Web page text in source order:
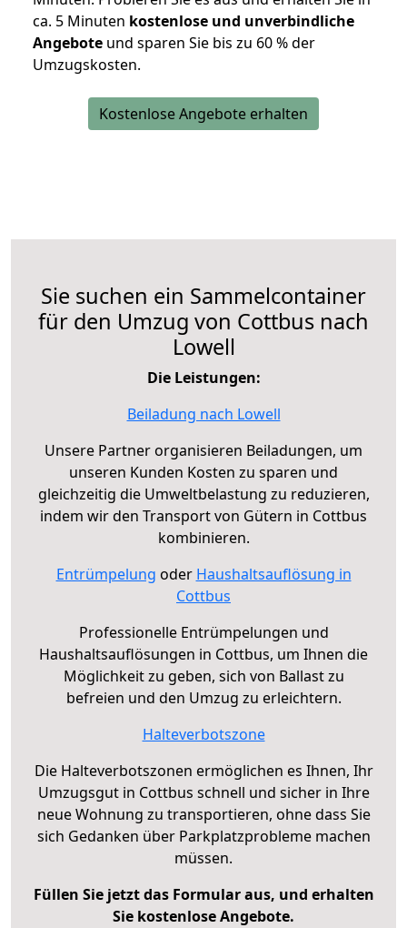
ca. 5 Minuten kostenlose und unverbindliche
Angebote und sparen Sie bis zu 60 % der
Umzugskosten.
Kostenlose Angebote erhalten
Sie suchen ein Sammelcontainer
für den Umzug von Cottbus nach
Lowell
Die Leistungen:
Beiladung nach Lowell
Unsere Partner organisieren Beiladungen, um
unseren Kunden Kosten zu sparen und
gleichzeitig die Umweltbelastung zu reduzieren,
indem wir den Transport von Gütern in Cottbus
kombinieren.
Entrümpelung oder Haushaltsauflösung in
Cottbus
Professionelle Entrümpelungen und
Haushaltsauflösungen in Cottbus, um Ihnen die
Möglichkeit zu geben, sich von Ballast zu
befreien und den Umzug zu erleichtern.
Halteverbotszone
Die Halteverbotszonen ermöglichen es Ihnen, Ihr
Umzugsgut in Cottbus schnell und sicher in Ihre
neue Wohnung zu transportieren, ohne dass Sie
sich Gedanken über Parkplatzprobleme machen
müssen.
Füllen Sie jetzt das Formular aus, und erhalten
Sie kostenlose Angebote.